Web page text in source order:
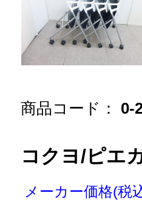
商品コード： 0-
コクヨ/ピエ
メーカー価格(税